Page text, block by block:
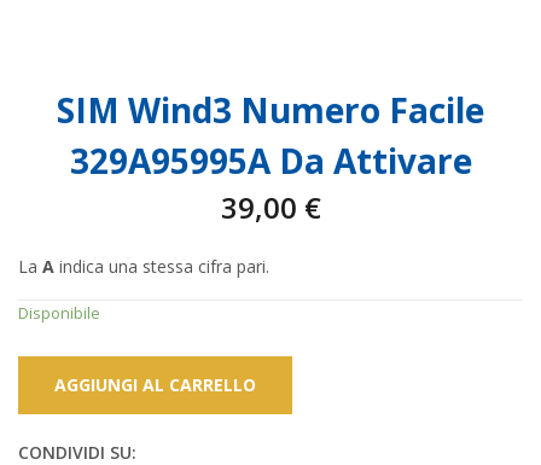
SIM Wind3 Numero Facile
329A95995A Da Attivare
39,00 €
La A indica una stessa cifra pari.
Disponibile
AGGIUNGI AL CARRELLO
CONDIVIDI SU: